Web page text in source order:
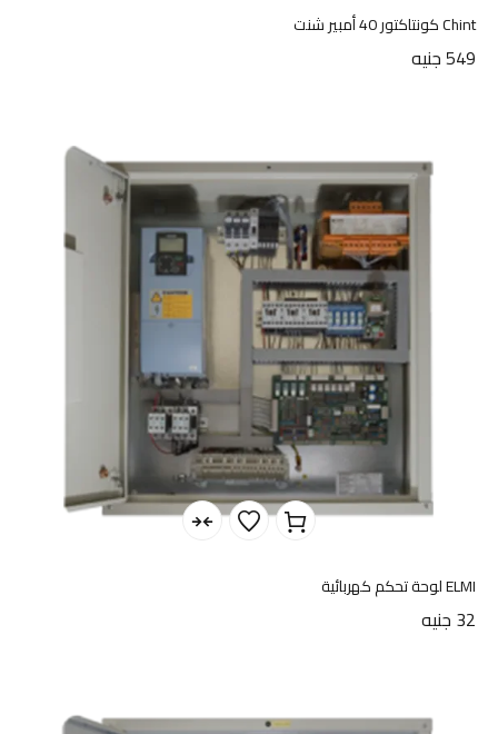
Chint كونتاكتور 40 أمبير شنت
549جنيه
ELMI لوحة تحكم كهربائية
32 جنيه